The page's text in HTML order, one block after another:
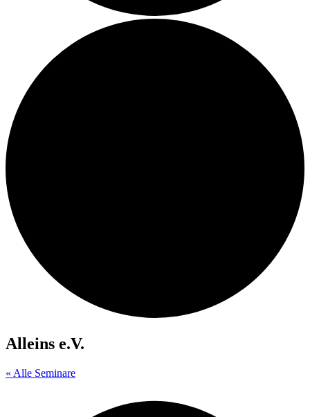
Alleins e.V.
« Alle Seminare